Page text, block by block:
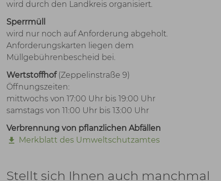
wird durch den Landkreis organisiert.
Sperrmüll
wird nur noch auf Anforderung abgeholt.
Anforderungskarten liegen dem
Müllgebührenbescheid bei.
Wertstoffhof (Zeppelinstraße 9)
Öffnungszeiten:
mittwochs von 17:00 Uhr bis 19:00 Uhr
samstags von 11:00 Uhr bis 13:00 Uhr
Verbrennung von pflanzlichen Abfällen
Merkblatt des Umweltschutzamtes
Stellt sich Ihnen auch manchmal